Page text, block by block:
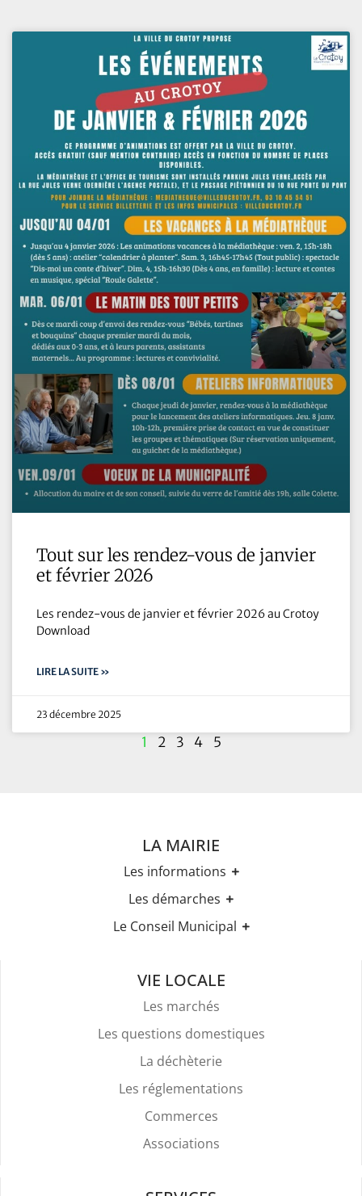
Tout sur les rendez-vous de janvier
et février 2026
Les rendez-vous de janvier et février 2026 au Crotoy
Download
LIRE LA SUITE »
23 décembre 2025
1 2 3 4 5
LA MAIRIE
Les informations
Les horaires
Les élections
Stationnement
Les démarches
Etat-civil
Recensement militaire
Mariage & Pacs
Livret de Famille
Légalisation de signature
Services Funéraires
Le Conseil Municipal
VIE LOCALE
Les marchés
Les questions domestiques
La déchèterie
Les réglementations
Commerces
Associations